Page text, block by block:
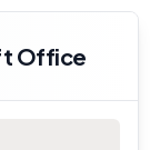
Office